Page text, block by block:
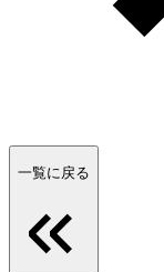
一覧に戻る